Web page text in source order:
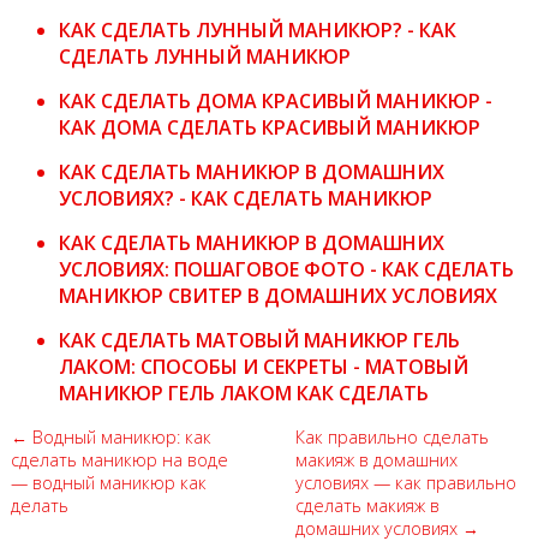
КАК СДЕЛАТЬ ЛУННЫЙ МАНИКЮР? - КАК
СДЕЛАТЬ ЛУННЫЙ МАНИКЮР
КАК СДЕЛАТЬ ДОМА КРАСИВЫЙ МАНИКЮР -
КАК ДОМА СДЕЛАТЬ КРАСИВЫЙ МАНИКЮР
КАК СДЕЛАТЬ МАНИКЮР В ДОМАШНИХ
УСЛОВИЯХ? - КАК СДЕЛАТЬ МАНИКЮР
КАК СДЕЛАТЬ МАНИКЮР В ДОМАШНИХ
УСЛОВИЯХ: ПОШАГОВОЕ ФОТО - КАК СДЕЛАТЬ
МАНИКЮР СВИТЕР В ДОМАШНИХ УСЛОВИЯХ
КАК СДЕЛАТЬ МАТОВЫЙ МАНИКЮР ГЕЛЬ
ЛАКОМ: СПОСОБЫ И СЕКРЕТЫ - МАТОВЫЙ
МАНИКЮР ГЕЛЬ ЛАКОМ КАК СДЕЛАТЬ
← Водный маникюр: как
сделать маникюр на воде
— водный маникюр как
делать
Как правильно сделать
макияж в домашних
условиях — как правильно
сделать макияж в
домашних условиях →